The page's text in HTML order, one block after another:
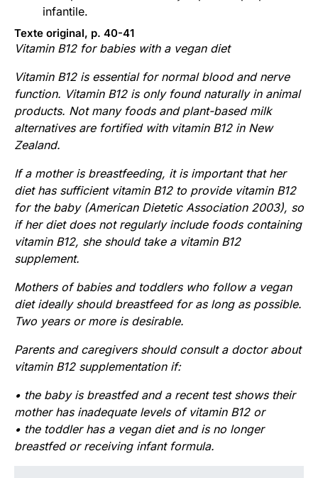
infantile.
Texte original, p. 40-41
Vitamin B12 for babies with a vegan diet
Vitamin B12 is essential for normal blood and nerve
function. Vitamin B12 is only found naturally in animal
products. Not many foods and plant-based milk
alternatives are fortified with vitamin B12 in New
Zealand.
If a mother is breastfeeding, it is important that her
diet has sufficient vitamin B12 to provide vitamin B12
for the baby (American Dietetic Association 2003), so
if her diet does not regularly include foods containing
vitamin B12, she should take a vitamin B12
supplement.
Mothers of babies and toddlers who follow a vegan
diet ideally should breastfeed for as long as possible.
Two years or more is desirable.
Parents and caregivers should consult a doctor about
vitamin B12 supplementation if:
• the baby is breastfed and a recent test shows their
mother has inadequate levels of vitamin B12 or
• the toddler has a vegan diet and is no longer
breastfed or receiving infant formula.